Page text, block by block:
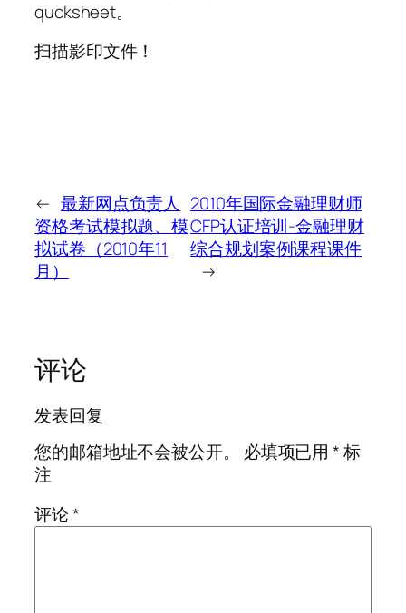
qucksheet。
扫描影印文件！
← 最新网点负责人
资格考试模拟题、模
拟试卷（2010年11
月）
2010年国际金融理财师
CFP认证培训-金融理财
综合规划案例课程课件
→
评论
发表回复
您的邮箱地址不会被公开。
必填项已用*标
注
评论*